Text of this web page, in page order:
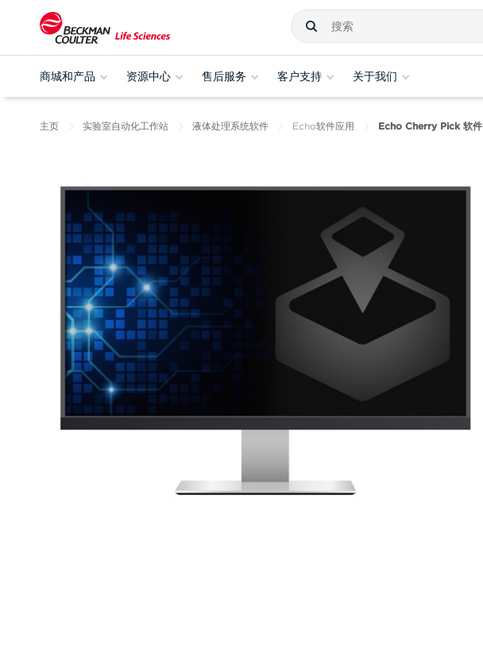
商城和产品 资源中心 售后服务 客户支持 关于我们
主页 实验室自动化工作站 液体处理系统软件 Echo软件应用 Echo Cherry Pick 软件